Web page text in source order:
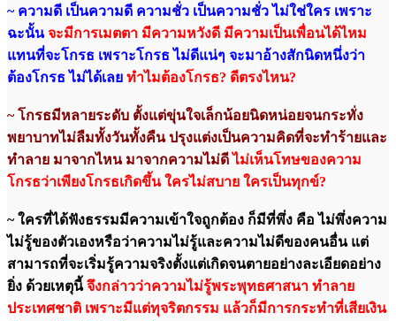
~ ความดี เป็นความดี ความชั่ว เป็นความชั่ว ไม่ใช่ใคร เพราะ
ฉะนั้นจะมีการเมตตา มีความหวังดี มีความเป็นเพื่อนได้ไหม
แทนที่จะโกรธ เพราะโกรธ ไม่ดีแน่ๆ จะมาอ้างสักนิดหนึ่งว่า
ต้องโกรธ ไม่ได้เลย ทำไมต้องโกรธ? ดีตรงไหน?
~ โกรธมีหลายระดับ ตั้งแต่ขุ่นใจเล็กน้อยนิดหน่อยจนกระทั่ง
พยาบาทไม่ลืมทั้งวันทั้งคืน ปรุงแต่งเป็นความคิดที่จะทำร้ายและ
ทำลาย มาจากไหน มาจากความไม่ดี ไม่เห็นโทษของความ
โกรธว่าเพียงโกรธเกิดขึ้น ใครไม่สบาย ใครเป็นทุกข์?
~ ใครที่ได้ฟังธรรมมีความเข้าใจถูกต้อง ก็มีที่พึ่ง คือ ไม่พึ่งความ
ไม่รู้ของตัวเองหรือว่าความไม่รู้และความไม่ดีของคนอื่น แต่
สามารถที่จะเริ่มรู้ความจริงตั้งแต่เกิดจนตายอย่างละเอียดอย่าง
ยิ่ง ด้วยเหตุนี้จึงกล่าวว่าความไม่รู้พระพุทธศาสนา ทำลาย
ประเทศชาติ เพราะมีแต่ทุจริตกรรม แล้วก็มีการกระทำที่เสียเงิน